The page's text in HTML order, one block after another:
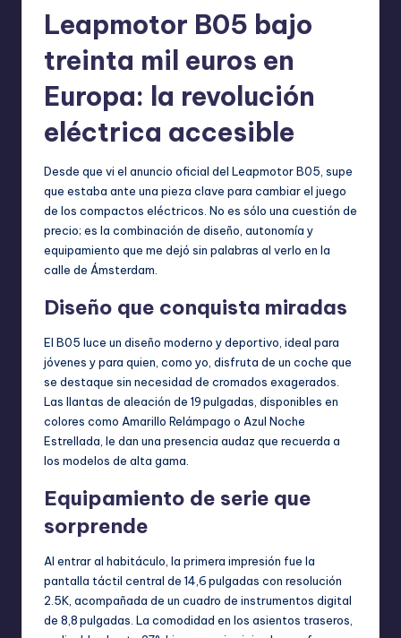
Leapmotor B05 bajo
treinta mil euros en
Europa: la revolución
eléctrica accesible
Desde que vi el anuncio oficial del Leapmotor B05, supe
que estaba ante una pieza clave para cambiar el juego
de los compactos eléctricos. No es sólo una cuestión de
precio; es la combinación de diseño, autonomía y
equipamiento que me dejó sin palabras al verlo en la
calle de Ámsterdam.
Diseño que conquista miradas
El B05 luce un diseño moderno y deportivo, ideal para
jóvenes y para quien, como yo, disfruta de un coche que
se destaque sin necesidad de cromados exagerados.
Las llantas de aleación de 19 pulgadas, disponibles en
colores como Amarillo Relámpago o Azul Noche
Estrellada, le dan una presencia audaz que recuerda a
los modelos de alta gama.
Equipamiento de serie que
sorprende
Al entrar al habitáculo, la primera impresión fue la
pantalla táctil central de 14,6 pulgadas con resolución
2.5K, acompañada de un cuadro de instrumentos digital
de 8,8 pulgadas. La comodidad en los asientos traseros,